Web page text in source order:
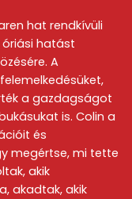
hat rendkívüli
hatást
A
a gazdagságot
is. Colin a
és
megértse, mi tette
akik
akadtak, akik